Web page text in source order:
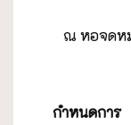
ณ หอจดห
กำหนดการ